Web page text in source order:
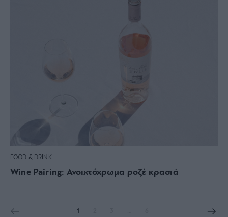
FOOD & DRINK
Wine Pairing: Ανοιχτόχρωμα ροζέ κρασιά
1